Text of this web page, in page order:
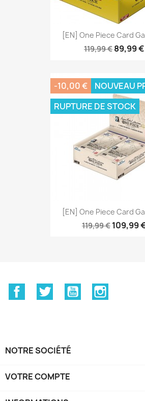
[EN] One Piece Card
119,99 € 89,99 €
[EN] One Piece Card
119,99 € 109,99
-10,00 €
NOUVEAU
RUPTURE DE STOCK
FacebookTwitter YouTube
NOTRE SOCIÉTÉ
VOTRE COMPTE